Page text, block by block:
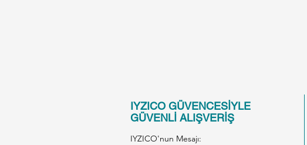
IYZICO GÜVENCESİYLE
GÜVENLİ ALIŞVERİŞ
IYZICO'nun Mesajı: